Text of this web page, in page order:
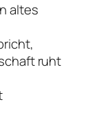
altes
ruht